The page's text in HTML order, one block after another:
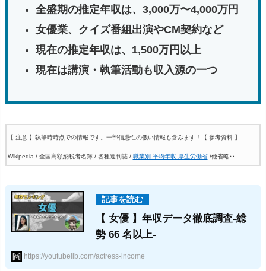
全盛期の推定年収は、3,000万〜4,000万円
女優業、クイズ番組出演やCM契約など
現在の推定年収は、1,500万円以上
現在は講演・執筆活動も収入源の一つ
【 注意 】執筆時時点での情報です。一部信憑性の低い情報も含みます！ 【 参考資料 】
Wikipedia / 全国高額納税者名簿 / 各種週刊誌 / 職業別 平均年収 厚生労働省/他省略‥
【 女優 】年収データ徹底調査-総
勢 66 名以上-
https://youtubelib.com/actress-income